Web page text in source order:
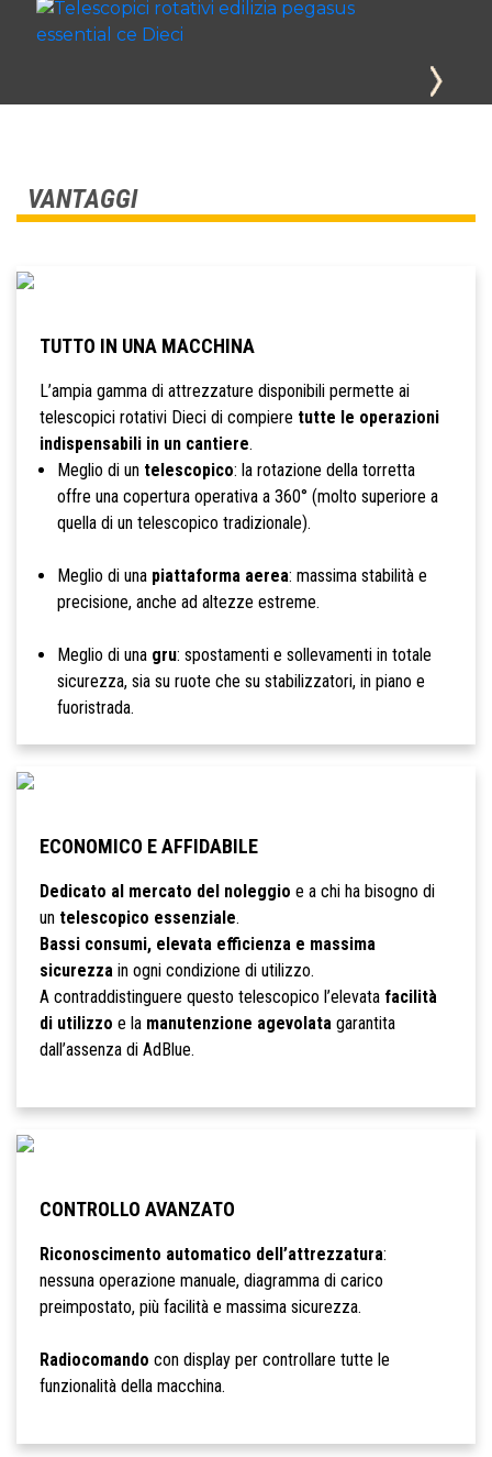
VANTAGGI
TUTTO IN UNA MACCHINA
L’ampia gamma di attrezzature disponibili permette ai
telescopici rotativi Dieci di compiere tutte le operazioni
indispensabili in un cantiere.
Meglio di un telescopico: la rotazione della torretta
offre una copertura operativa a 360° (molto superiore a
quella di un telescopico tradizionale).
Meglio di una piattaforma aerea: massima stabilità e
precisione, anche ad altezze estreme.
Meglio di una gru: spostamenti e sollevamenti in totale
sicurezza, sia su ruote che su stabilizzatori, in piano e
fuoristrada.
ECONOMICO E AFFIDABILE
Dedicato al mercato del noleggio e a chi ha bisogno di
un telescopico essenziale.
Bassi consumi, elevata efficienza e massima
sicurezzain ogni condizione di utilizzo.
A contraddistinguere questo telescopico l’elevata facilità
di utilizzo e la manutenzione agevolatagarantita
dall’assenza di AdBlue.
CONTROLLO AVANZATO
Riconoscimento automatico dell’attrezzatura:
nessuna operazione manuale, diagramma di carico
preimpostato, più facilità e massima sicurezza.
Radiocomando con display per controllare tutte le
funzionalità della macchina.